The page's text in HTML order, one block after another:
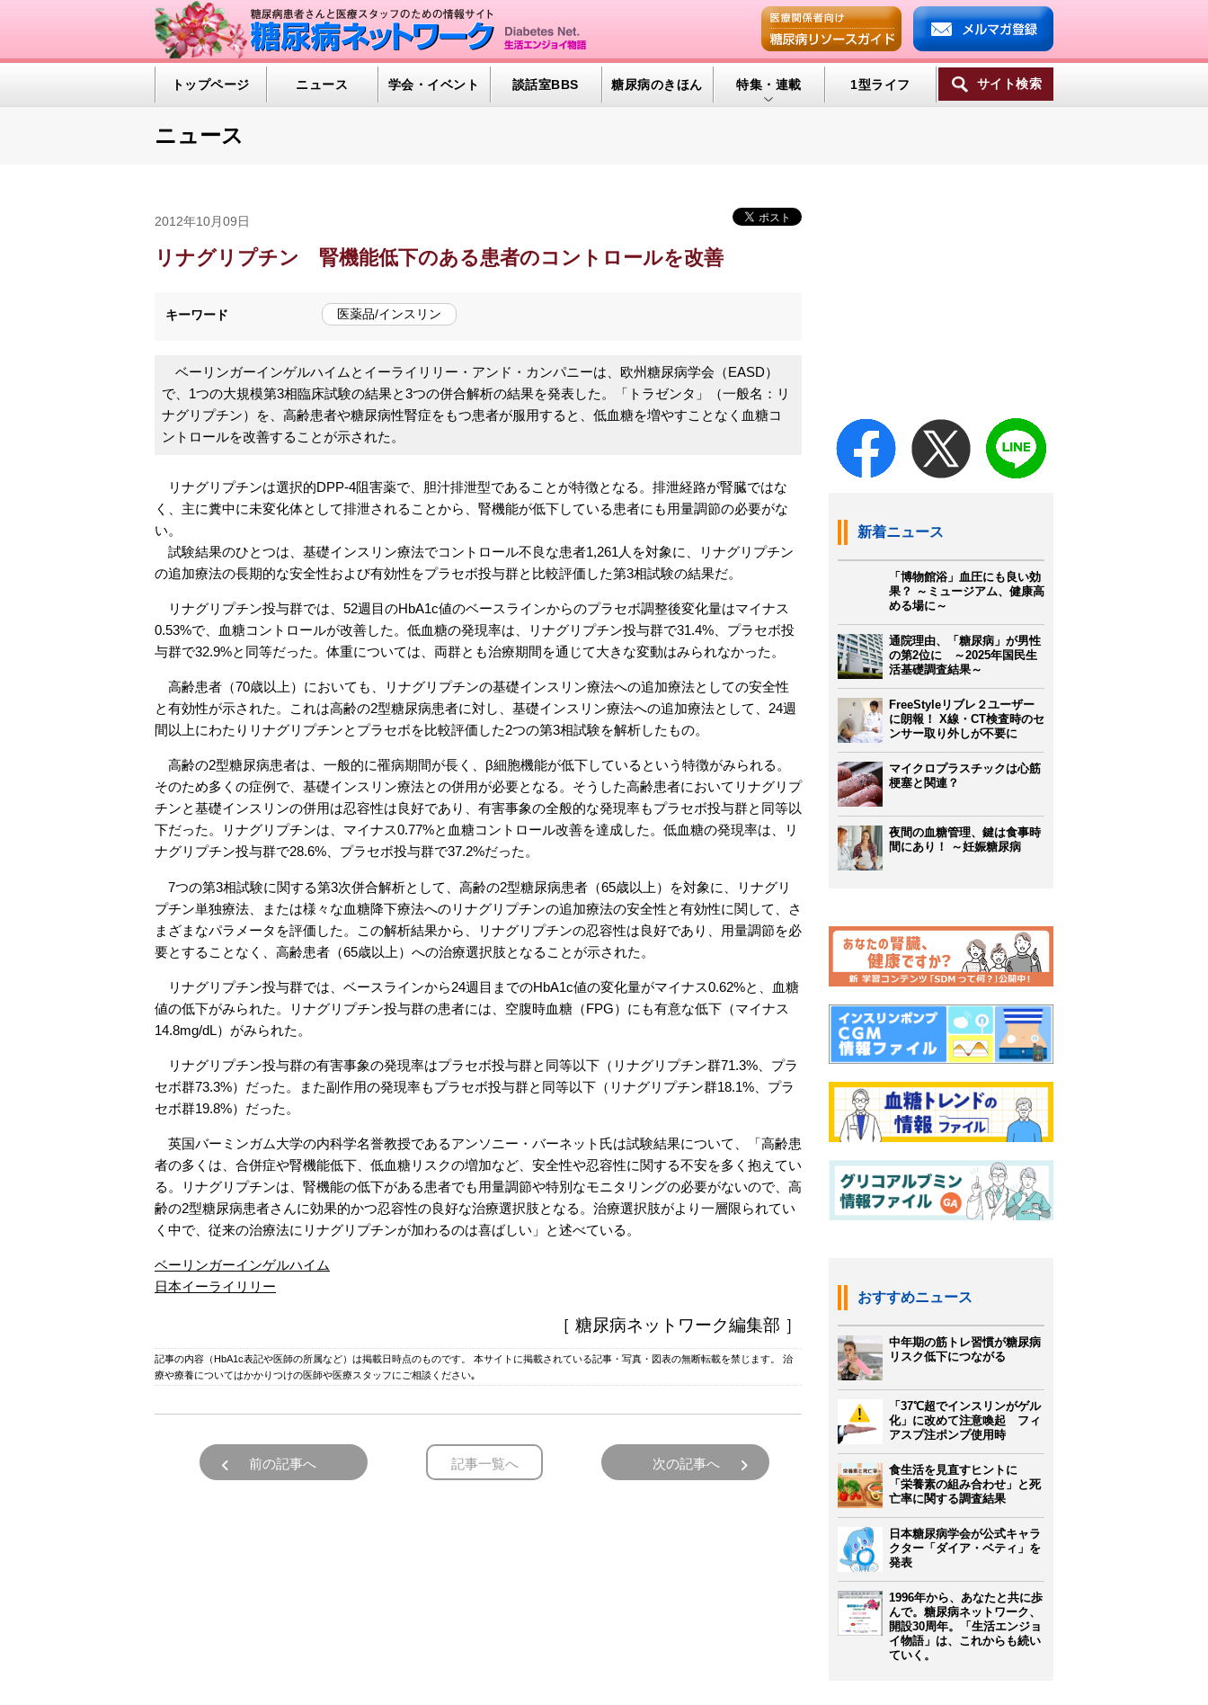
トップページ ニュース 学会・イベント 談話室BBS 糖尿病のきほん 特集・連載 1型ライフ サイト検索
ニュース
2012年10月09日
リナグリプチン 腎機能低下のある患者のコントロールを改善
キーワード 医薬品/インスリン
ベーリンガーインゲルハイムとイーライリリー・アンド・カンパニーは、欧州糖尿病学会（EASD）
で、1つの大規模第3相臨床試験の結果と3つの併合解析の結果を発表した。「トラゼンタ」（一般名：リ
ナグリプチン）を、高齢患者や糖尿病性腎症をもつ患者が服用すると、低血糖を増やすことなく血糖コ
ントロールを改善することが示された。
リナグリプチンは選択的DPP-4阻害薬で、胆汁排泄型であることが特徴となる。排泄経路が腎臓ではな
く、主に糞中に未変化体として排泄されることから、腎機能が低下している患者にも用量調節の必要がな
い。
試験結果のひとつは、基礎インスリン療法でコントロール不良な患者1,261人を対象に、リナグリプチン
の追加療法の長期的な安全性および有効性をプラセボ投与群と比較評価した第3相試験の結果だ。
リナグリプチン投与群では、52週目のHbA1c値のベースラインからのプラセボ調整後変化量はマイナス
0.53%で、血糖コントロールが改善した。低血糖の発現率は、リナグリプチン投与群で31.4%、プラセボ投
与群で32.9%と同等だった。体重については、両群とも治療期間を通じて大きな変動はみられなかった。
高齢患者（70歳以上）においても、リナグリプチンの基礎インスリン療法への追加療法としての安全性
と有効性が示された。これは高齢の2型糖尿病患者に対し、基礎インスリン療法への追加療法として、24週
間以上にわたりリナグリプチンとプラセボを比較評価した2つの第3相試験を解析したもの。
高齢の2型糖尿病患者は、一般的に罹病期間が長く、β細胞機能が低下しているという特徴がみられる。
そのため多くの症例で、基礎インスリン療法との併用が必要となる。そうした高齢患者においてリナグリプ
チンと基礎インスリンの併用は忍容性は良好であり、有害事象の全般的な発現率もプラセボ投与群と同等以
下だった。リナグリプチンは、マイナス0.77%と血糖コントロール改善を達成した。低血糖の発現率は、リ
ナグリプチン投与群で28.6%、プラセボ投与群で37.2%だった。
7つの第3相試験に関する第3次併合解析として、高齢の2型糖尿病患者（65歳以上）を対象に、リナグリ
プチン単独療法、または様々な血糖降下療法へのリナグリプチンの追加療法の安全性と有効性に関して、さ
まざまなパラメータを評価した。この解析結果から、リナグリプチンの忍容性は良好であり、用量調節を必
要とすることなく、高齢患者（65歳以上）への治療選択肢となることが示された。
リナグリプチン投与群では、ベースラインから24週目までのHbA1c値の変化量がマイナス0.62%と、血糖
値の低下がみられた。リナグリプチン投与群の患者には、空腹時血糖（FPG）にも有意な低下（マイナス
14.8mg/dL）がみられた。
リナグリプチン投与群の有害事象の発現率はプラセボ投与群と同等以下（リナグリプチン群71.3%、プラ
セボ群73.3%）だった。また副作用の発現率もプラセボ投与群と同等以下（リナグリプチン群18.1%、プラ
セボ群19.8%）だった。
英国バーミンガム大学の内科学名誉教授であるアンソニー・バーネット氏は試験結果について、「高齢患
者の多くは、合併症や腎機能低下、低血糖リスクの増加など、安全性や忍容性に関する不安を多く抱えてい
る。リナグリプチンは、腎機能の低下がある患者でも用量調節や特別なモニタリングの必要がないので、高
齢の2型糖尿病患者さんに効果的かつ忍容性の良好な治療選択肢となる。治療選択肢がより一層限られてい
く中で、従来の治療法にリナグリプチンが加わるのは喜ばしい」と述べている。
ベーリンガーインゲルハイム
日本イーライリリー
［ 糖尿病ネットワーク編集部 ］
記事の内容（HbA1c表記や医師の所属など）は掲載日時点のものです。 本サイトに掲載されている記事・写真・図表の無断転載を禁じます。 治
療や療養についてはかかりつけの医師や医療スタッフにご相談ください｡
前の記事へ 記事一覧へ 次の記事へ
新着ニュース
「博物館浴」血圧にも良い効
果？ ～ミュージアム、健康高
める場に～
通院理由、「糖尿病」が男性
の第2位に ～2025年国民生
活基礎調査結果～
FreeStyleリブレ２ユーザー
に朗報！ X線・CT検査時のセ
ンサー取り外しが不要に
マイクロプラスチックは心筋
梗塞と関連？
夜間の血糖管理、鍵は食事時
間にあり！ ～妊娠糖尿病
おすすめニュース
中年期の筋トレ習慣が糖尿病
リスク低下につながる
「37℃超でインスリンがゲル
化」に改めて注意喚起 フィ
アスプ注ポンプ使用時
食生活を見直すヒントに
「栄養素の組み合わせ」と死
亡率に関する調査結果
日本糖尿病学会が公式キャラ
クター「ダイア・ベティ」を
発表
1996年から、あなたと共に歩
んで。糖尿病ネットワーク、
開設30周年。「生活エンジョ
イ物語」は、これからも続い
ていく。